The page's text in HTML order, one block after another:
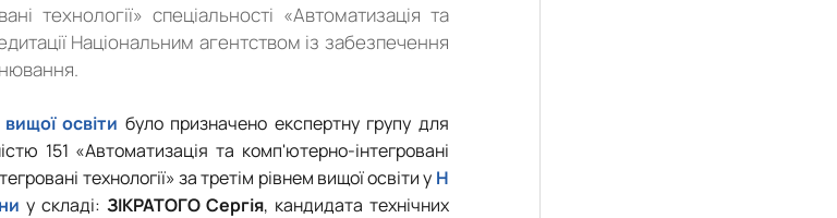
технології» спеціальності «Автоматизація та
Національним агентством із забезпечення
освіти було призначено експертну групу для
151 «Автоматизація та комп'ютерно-інтегровані
технології» за третім рівнем вищої освіти у Н
у складі: ЗІКРАТОГО Сергія, кандидата технічних